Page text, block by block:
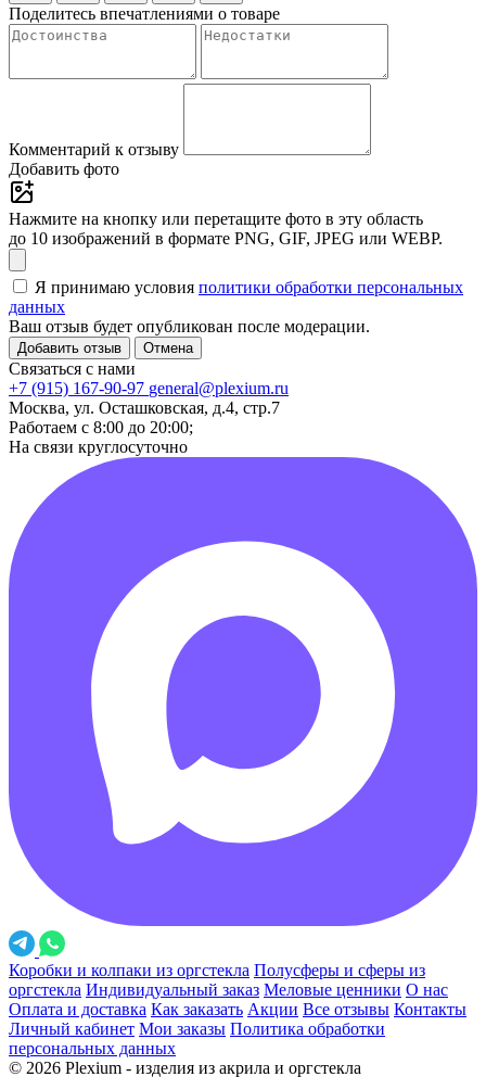
Поделитесь впечатлениями о товаре
Комментарий к отзыву
Добавить фото
Нажмите на кнопку или перетащите фото в эту область
до 10 изображений в формате PNG, GIF, JPEG или WEBP.
Я принимаю условия политики обработки персональных
данных
Ваш отзыв будет опубликован после модерации.
Добавить отзыв Отмена
Связаться с нами
+7 (915) 167-90-97 general@plexium.ru
Москва, ул. Осташковская, д.4, стр.7
Работаем с 8:00 до 20:00;
На связи круглосуточно
Коробки и колпаки из оргстекла Полусферы и сферы из
оргстекла Индивидуальный заказ Меловые ценники О нас
Оплата и доставка Как заказать Акции Все отзывы Контакты
Личный кабинет Мои заказы Политика обработки
персональных данных
© 2026 Plexium - изделия из акрила и оргстекла